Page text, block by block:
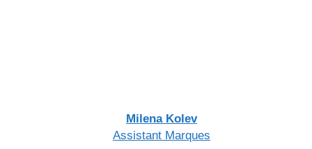
Milena Kolev
Assistant Marques